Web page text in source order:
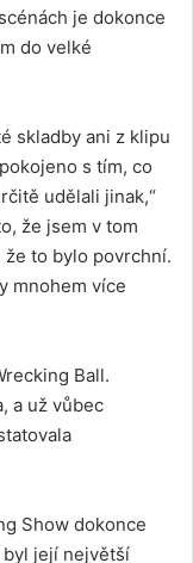
je dokonce
do velké
skladby ani z klipu
s tím, co
udělali jinak,“
že jsem v tom
že to bylo povrchní.
mnohem více
Ball.
a už vůbec
Show dokonce
její největší